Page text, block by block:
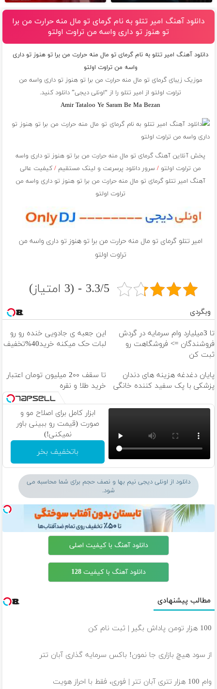
دانلود آهنگ امیر تتلو به نام گرمای تو مال منه حرارت من برا
تو هنوز تو داری واسه من تراوت اولتو
دانلود آهنگ امیر تتلو به نام گرمای تو مال منه حرارت من برا تو هنوز تو داری
واسه من تراوت اولتو
موزیک زیبای گرمای تو مال منه حرارت من برا تو هنوز تو داری واسه من
تراوت اولتو از امیر تتلو را از “اونلی دیجی” دانلود کنید.
Amir Tataloo Ye Saram Be Ma Bezan
پخش آنلاین آهنگ گرمای تو مال منه حرارت من برا تو هنوز تو داری واسه
من تراوت اولتو /سرور دانلود پرسرعت و لینک مستقیم /کیفیت عالی
آهنگ امیر تتلو گرمای تو مال منه حرارت من برا تو هنوز تو داری واسه من
تراوت اولتو
امیر تتلو گرمای تو مال منه حرارت من برا تو هنوز تو داری واسه من
تراوت اولتو
3.3/5 - (3 امتیاز)
وبگردی
تا 3میلیارد وام سرمایه در گردش
فروشندگان => فروشگاهت رو
ثبت کن
این جعبه ی جادویی خنده رو رو
لبات حک میکنه خرید40%تخفیف
پایان دغدغه هزینه های دندان
پزشکی با پک سفید کننده خانگی
تا سقف 2۰۰ میلیون تومان اعتبار
خرید طلا و نقره
ابزار کامل برای اصلاح مو و
صورت (قیمت رو ببینی باور
نمیکنی!)
باتخفیف بخر
دانلود از اونلی دیجی نیم بها و نصف حجم برای شما محاسبه می
شود.
دانلود آهنگ با کیفیت اصلی
دانلود آهنگ با کیفیت 128
مطالب پیشنهادی
100 هزار تومن پاداش بگیر | ثبت نام کن
از سود هیچ بازاری جا نمون! باکس سرمایه گذاری آبان تتر
وام 100 هزار تتری آبان تتر | فوری، فقط با احراز هویت